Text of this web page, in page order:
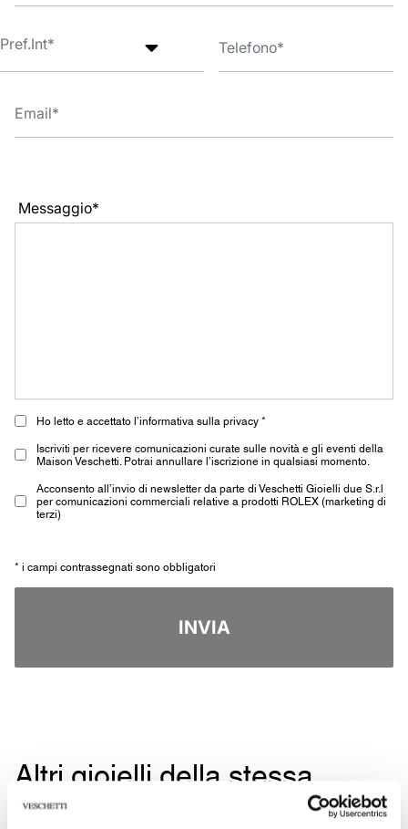
Messaggio*
Ho letto e accettato l’informativa sulla privacy *
Iscriviti per ricevere comunicazioni curate sulle novità e gli eventi della
Maison Veschetti. Potrai annullare l’iscrizione in qualsiasi momento.
Acconsento all’invio di newsletter da parte di Veschetti Gioielli due S.r.l
per comunicazioni commerciali relative a prodotti ROLEX (marketing di
terzi)
* i campi contrassegnati sono obbligatori
INVIA
Altri gioielli della stessa
tipologia